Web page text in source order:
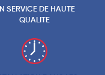
SERVICE DE HAUTE
QUALITE